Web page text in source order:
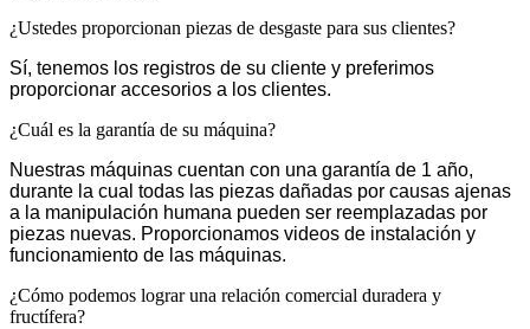
¿Ustedes proporcionan piezas de desgaste para sus clientes?
Sí, tenemos los registros de su cliente y preferimos
proporcionar accesorios a los clientes.
¿Cuál es la garantía de su máquina?
Nuestras máquinas cuentan con una garantía de 1 año,
durante la cual todas las piezas dañadas por causas ajenas
a la manipulación humana pueden ser reemplazadas por
piezas nuevas. Proporcionamos videos de instalación y
funcionamiento de las máquinas.
¿Cómo podemos lograr una relación comercial duradera y
fructífera?